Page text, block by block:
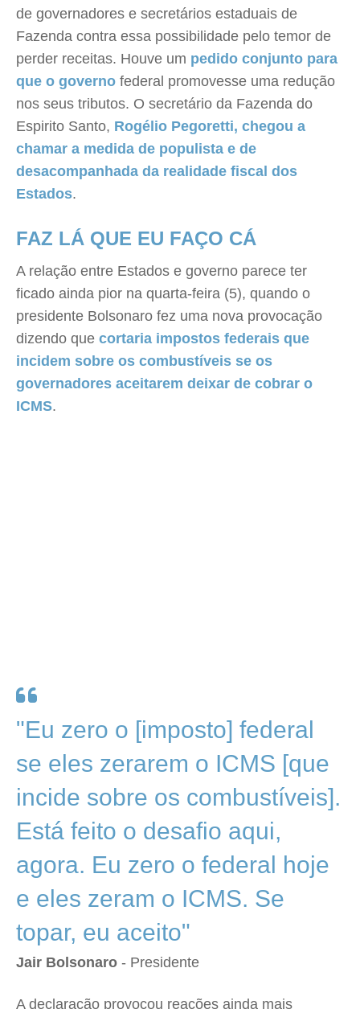
de governadores e secretários estaduais de
Fazenda contra essa possibilidade pelo temor de
perder receitas. Houve um pedido conjunto para
que o governo federal promovesse uma redução
nos seus tributos. O secretário da Fazenda do
Espirito Santo, Rogélio Pegoretti, chegou a
chamar a medida de populista e de
desacompanhada da realidade fiscal dos
Estados.
FAZ LÁ QUE EU FAÇO CÁ
A relação entre Estados e governo parece ter
ficado ainda pior na quarta-feira (5), quando o
presidente Bolsonaro fez uma nova provocação
dizendo que cortaria impostos federais que
incidem sobre os combustíveis se os
governadores aceitarem deixar de cobrar o
ICMS.
"Eu zero o [imposto] federal
se eles zerarem o ICMS [que
incide sobre os combustíveis].
Está feito o desafio aqui,
agora. Eu zero o federal hoje
e eles zeram o ICMS. Se
topar, eu aceito"
Jair Bolsonaro - Presidente
A declaração provocou reações ainda mais